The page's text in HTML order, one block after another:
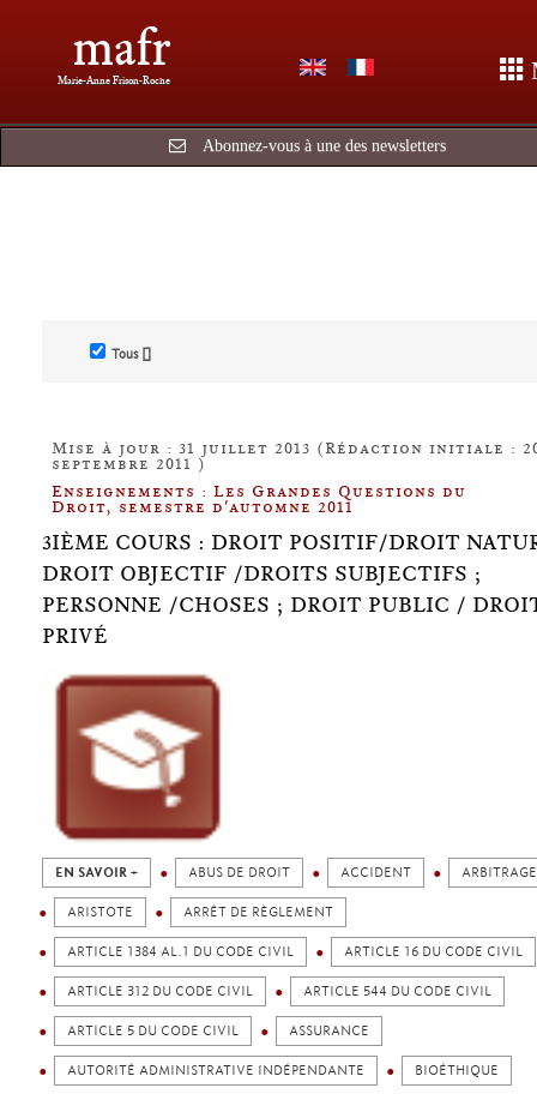
mafr
Marie-Anne Frison-Roche
Abonnez-vous à une des newsletters
Tous []
Mise à jour : 31 juillet 2013 (Rédaction initiale :
septembre 2011 )
Enseignements : Les Grandes Questions du
Droit, semestre d'automne 2011
3IÈME COURS : DROIT POSITIF/DROIT
DROIT OBJECTIF /DROITS SUBJECTIFS ;
PERSONNE /CHOSES ; DROIT PUBLIC /
PRIVÉ
EN SAVOIR + ABUS DE DROIT ACCIDENT ARBITRAGE
ARISTOTE ARRÊT DE RÈGLEMENT
ARTICLE 1384 AL.1 DU CODE CIVIL ARTICLE 16 DU CODE CIVIL
ARTICLE 312 DU CODE CIVIL ARTICLE 544 DU CODE CIVIL
ARTICLE 5 DU CODE CIVIL ASSURANCE
AUTORITÉ ADMINISTRATIVE INDÉPENDANTE BIOÉTHIQUE